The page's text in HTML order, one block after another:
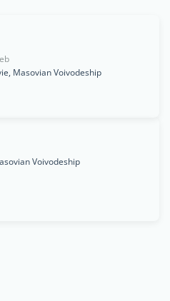
Masovian Voivodeship
Voivodeship